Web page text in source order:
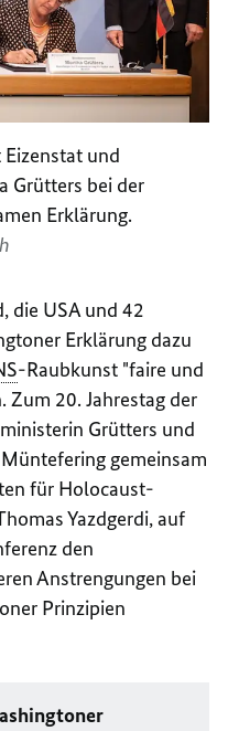
Eizenstat und
Grütters bei der
Erklärung.
die USAund 42
er Erklärung dazu
-Raubkunst "faire und
Zum 20. Jahrestag der
Grütters und
gemeinsam
für Holocaust-
Yazdgerdi, auf
den
Anstrengungen bei
er Prinzipien
er